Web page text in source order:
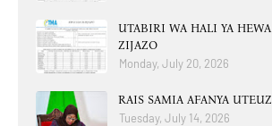
UTABIRI WA HALI YA HEWA
ZIJAZO
Monday, July 20, 2026
RAIS SAMIA AFANYA
Tuesday, July 14, 2026